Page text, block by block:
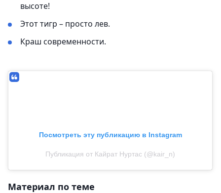
высоте!
Этот тигр – просто лев.
Краш современности.
Посмотреть эту публикацию в Instagram
Публикация от Кайрат Нуртас (@kair_n)
Материал по теме